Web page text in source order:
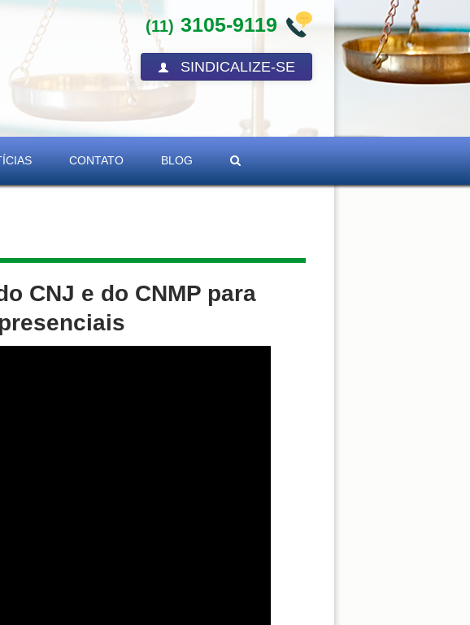
(11) 3105-9119
SINDICALIZE-SE
CONTATO BLOG
CNJ e do CNMP para